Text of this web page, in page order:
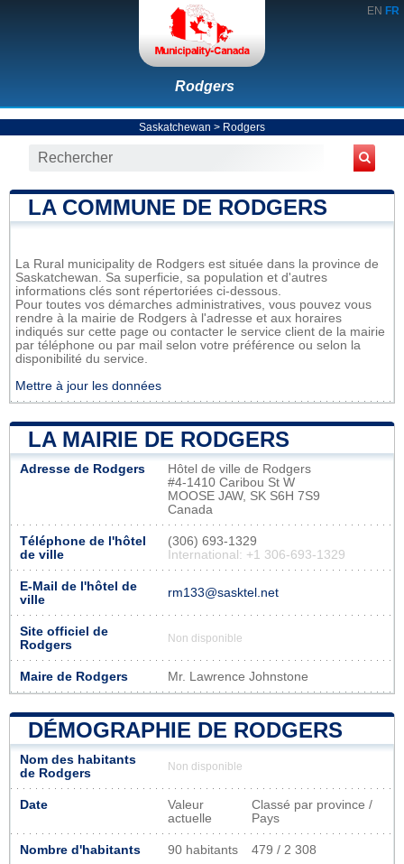
EN FR
Rodgers
Saskatchewan > Rodgers
LA COMMUNE DE RODGERS
La Rural municipality de Rodgers est située dans la province de
Saskatchewan. Sa superficie, sa population et d'autres
informations clés sont répertoriées ci-dessous.
Pour toutes vos démarches administratives, vous pouvez vous
rendre à la mairie de Rodgers à l'adresse et aux horaires
indiqués sur cette page ou contacter le service client de la mairie
par téléphone ou par mail selon votre préférence ou selon la
disponibilité du service.
Mettre à jour les données
LA MAIRIE DE RODGERS
Adresse de Rodgers
Hôtel de ville de Rodgers
#4-1410 Caribou St W
MOOSE JAW, SK S6H 7S9
Canada
Téléphone de l'hôtel
de ville
(306) 693-1329
International: +1 306-693-1329
E-Mail de l'hôtel de
ville
rm133@sasktel.net
Site officiel de
Rodgers
Non disponible
Maire de Rodgers Mr. Lawrence Johnstone
DÉMOGRAPHIE DE RODGERS
Nom des habitants
de Rodgers
Non disponible
Date
Valeur
actuelle
Classé par province /
Pays
Nombre d'habitants 90 habitants 479 / 2 308